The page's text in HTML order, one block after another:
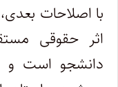
با اصلاحات
اثر حقوقی
دانشجو است